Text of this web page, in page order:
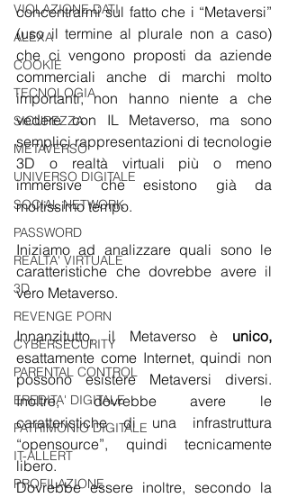
VIOLAZIONE DATI
ALEXA
COOKIE
TECNOLOGIA
SICUREZZA
METAVERSO
UNIVERSO DIGITALE
SOCIAL NETWORK
PASSWORD
REALTA' VIRTUALE
3D
REVENGE PORN
CYBERSECURITY
PARENTAL CONTROL
EREDITA' DIGITALE
PATRIMONIO DIGITALE
IT-ALLERT
PROFILAZIONE
concentrarmi sul fatto che i “Metaversi”
(uso il termine al plurale non a caso)
che ci vengono proposti da aziende
commerciali anche di marchi molto
importanti, non hanno niente a che
vedere con IL Metaverso, ma sono
semplici rappresentazioni di tecnologie
3D o realtà virtuali più o meno
immersive che esistono già da
moltissimo tempo.
Iniziamo ad analizzare quali sono le
caratteristiche che dovrebbe avere il
vero Metaverso.
Innanzitutto, il Metaverso è unico,
esattamente come Internet, quindi non
possono esistere Metaversi diversi.
Inoltre, dovrebbe avere le
caratteristiche di una infrastruttura
“opensource”, quindi tecnicamente
libero.
Dovrebbe essere inoltre, secondo la